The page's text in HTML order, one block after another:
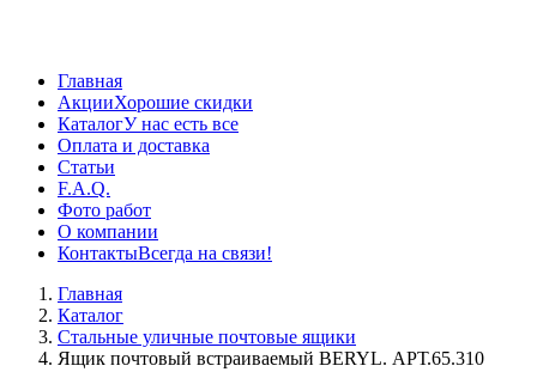
Главная
АкцииХорошие скидки
КаталогУ нас есть все
Оплата и доставка
Статьи
F.A.Q.
Фото работ
О компании
КонтактыВсегда на связи!
Главная
Каталог
Стальные уличные почтовые ящики
Ящик почтовый встраиваемый BERYL. АРТ.65.310